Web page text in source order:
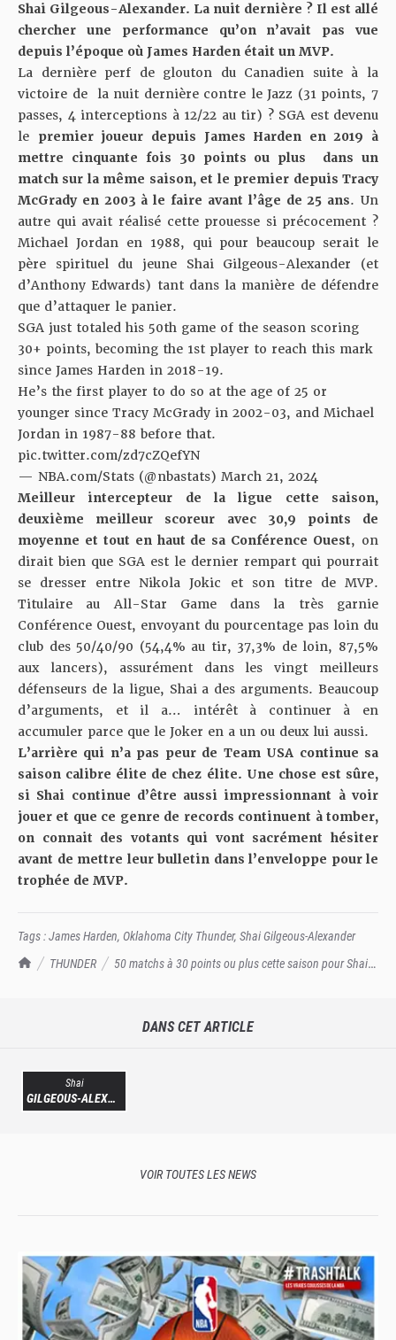
TrashTalk Actu NBA
THUNDER
50 matchs à 30 points ou plus cette saison pour Shai
Shai Gilgeous-Alexander. La nuit dernière ? Il est allé
chercher une performance qu’on n’avait pas vue
depuis l’époque où James Harden était un MVP.
La dernière perf de glouton du Canadien suite à la
victoire de la nuit dernière contre le Jazz (31 points, 7
passes, 4 interceptions à 12/22 au tir) ? SGA est devenu
le premier joueur depuis James Harden en 2019 à
mettre cinquante fois 30 points ou plus dans un
match sur la même saison, et le premier depuis Tracy
McGrady en 2003 à le faire avant l’âge de 25 ans. Un
autre qui avait réalisé cette prouesse si précocement ?
Michael Jordan en 1988, qui pour beaucoup serait le
père spirituel du jeune Shai Gilgeous-Alexander (et
d’Anthony Edwards) tant dans la manière de défendre
que d’attaquer le panier.
SGA just totaled his 50th game of the season scoring
30+ points, becoming the 1st player to reach this mark
since James Harden in 2018-19.
He’s the first player to do so at the age of 25 or
younger since Tracy McGrady in 2002-03, and Michael
Jordan in 1987-88 before that.
pic.twitter.com/zd7cZQefYN
— NBA.com/Stats (@nbastats) March 21, 2024
Meilleur intercepteur de la ligue cette saison,
deuxième meilleur scoreur avec 30,9 points de
moyenne et tout en haut de sa Conférence Ouest, on
dirait bien que SGA est le dernier rempart qui pourrait
se dresser entre Nikola Jokic et son titre de MVP.
Titulaire au All-Star Game dans la très garnie
Conférence Ouest, envoyant du pourcentage pas loin du
club des 50/40/90 (54,4% au tir, 37,3% de loin, 87,5%
aux lancers), assurément dans les vingt meilleurs
défenseurs de la ligue, Shai a des arguments. Beaucoup
d’arguments, et il a… intérêt à continuer à en
accumuler parce que le Joker en a un ou deux lui aussi.
L’arrière qui n’a pas peur de Team USA continue sa
saison calibre élite de chez élite. Une chose est sûre,
si Shai continue d’être aussi impressionnant à voir
jouer et que ce genre de records continuent à tomber,
on connait des votants qui vont sacrément hésiter
avant de mettre leur bulletin dans l’enveloppe pour le
trophée de MVP.
Tags :James Harden, Oklahoma City Thunder, Shai Gilgeous-Alexander
DANS CET ARTICLE
Shai
GILGEOUS-ALEXANDER
VOIR TOUTES LES NEWS